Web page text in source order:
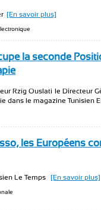
[En savoir plus]
la seconde
Rzig Ouslati le Directeur
dans le magazine Tunisien
les Européens
Le Temps [En savoir plus]